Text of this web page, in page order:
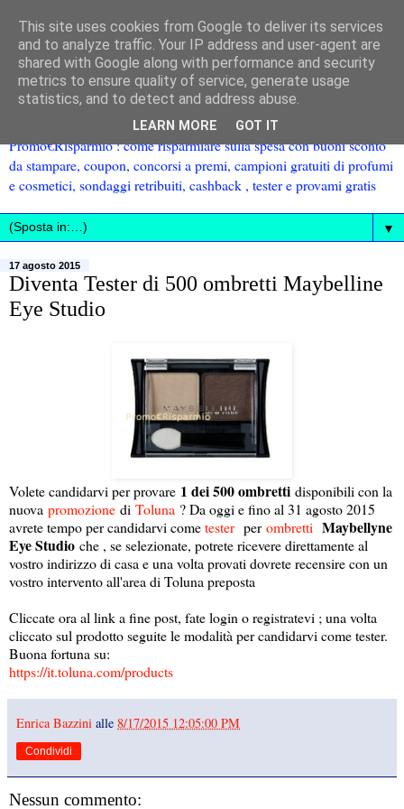
Promo€Risparmio : come risparmiare sulla spesa con buoni sconto
da stampare, coupon, concorsi a premi, campioni gratuiti di profumi
e cosmetici, sondaggi retribuiti, cashback , tester e provami gratis
▼
17 agosto 2015
Diventa Tester di 500 ombretti Maybelline
Eye Studio
Volete candidarvi per provare 1 dei 500 ombretti disponibili con la
nuova promozione di Toluna ? Da oggi e fino al 31 agosto 2015
avrete tempo per candidarvi cometesterperombretti Maybellyne
Eye Studio che , se selezionate, potrete ricevere direttamente al
vostro indirizzo di casa e una volta provati dovrete recensire con un
vostro intervento all'area di Toluna preposta
Cliccate ora al link a fine post, fate login o registratevi ; una volta
cliccato sul prodotto seguite le modalità per candidarvi come tester.
Buona fortuna su:
https://it.toluna.com/products
Enrica Bazzini alle 8/17/2015 12:05:00 PM
Condividi
Nessun commento:
This site uses cookies from Google to deliver its services
and to analyze traffic. Your IP address and user-agent are
shared with Google along with performance and security
metrics to ensure quality of service, generate usage
statistics, and to detect and address abuse.
LEARN MORE GOT IT